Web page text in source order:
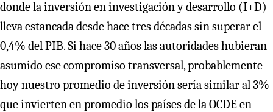
donde la inversión en investigación y desarrollo (I+D)
lleva estancada desde hace tres décadas sin superar el
0,4% del PIB. Si hace 30 años las autoridades hubieran
asumido ese compromiso transversal, probablemente
hoy nuestro promedio de inversión sería similar al 3%
que invierten en promedio los países de la OCDE en